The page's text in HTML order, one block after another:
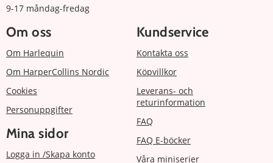
9-17 måndag-fredag
Om oss
Om Harlequin
Om HarperCollins Nordic
Cookies
Personuppgifter
Mina sidor
Logga in /Skapa konto
Kundservice
Kontakta oss
Köpvillkor
Leverans- och
returinformation
FAQ
FAQ E-böcker
Våra miniserier